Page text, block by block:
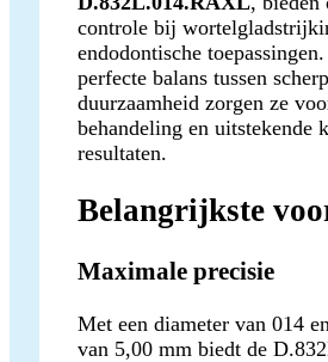
controle bij
endodontische
perfecte balans tussen
duurzaamheid zorgen ze
behandeling en uitstekende
resultaten.
Belangrijkste
Maximale precisie
Met een diameter van 014
van 5,00 mm biedt de